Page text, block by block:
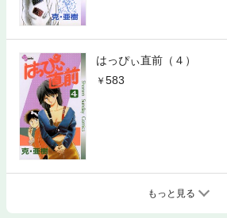
はっぴぃ直前（４）
583
もっと見る